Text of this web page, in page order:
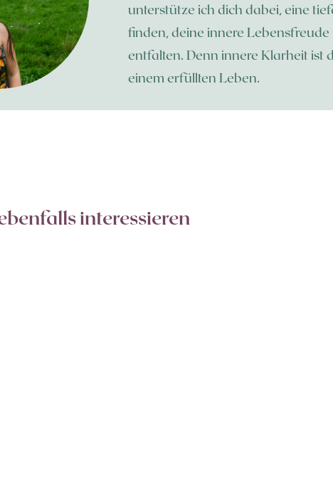
unterstütze ich dich dabei, eine
finden, deine innere
entfalten. Denn innere Klarheit ist
einem erfüllten Leben.
interessieren